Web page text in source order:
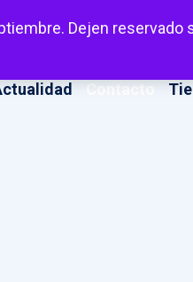
Dejen reservado
Escuchar
Contacto